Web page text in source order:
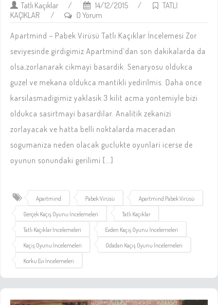
Tatlı Kaçıklar / 14/12/2015 /
TATLI
KAÇIKLAR
/ 0 Yorum
Apartmind – Pabek Virüsü Tatlı Kaçıklar İncelemesi Zor
seviyesinde girdigimiz Apartmind’dan son dakikalarda da
olsa,zorlanarak cikmayi basardik. Senaryosu oldukca
guzel ve mekana oldukca mantikli yedirilmis. Daha once
karsilasmadigimiz yaklasik 3 kilit acma yontemiyle bizi
oldukca sasirtmayi basardilar. Analitik zekanizi
zorlayacak ve hatta belli noktalarda maceradan
sogumaniza neden olacak guclukte oyunlari icerse de
oyunun sonundaki gerilimi […]
Apartmind Pabek Virüsü Apartmind Pabek Virüsü
Gerçek Kaçış Oyunu İncelemeleri Tatlı Kaçıklar
Tatlı Kaçıklar İncelemeleri Evden Kaçış Oyunu İncelemeleri
Kaçış Oyunu İncelemeleri Odadan Kaçış Oyunu İncelemeleri
Korku Evi İncelemeleri